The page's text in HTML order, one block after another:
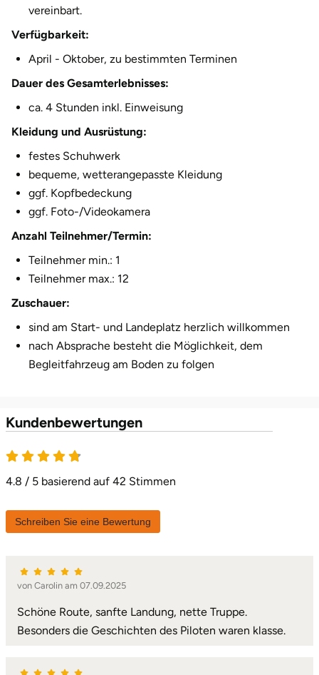
vereinbart.
Verfügbarkeit:
April - Oktober, zu bestimmten Terminen
Dauer des Gesamterlebnisses:
ca. 4 Stunden inkl. Einweisung
Kleidung und Ausrüstung:
festes Schuhwerk
bequeme, wetterangepasste Kleidung
ggf. Kopfbedeckung
ggf. Foto-/Videokamera
Anzahl Teilnehmer/Termin:
Teilnehmer min.: 1
Teilnehmer max.: 12
Zuschauer:
sind am Start- und Landeplatz herzlich willkommen
nach Absprache besteht die Möglichkeit, dem
Begleitfahrzeug am Boden zu folgen
Kundenbewertungen
4.8 von 5
4.8 / 5 basierend auf 42 Stimmen
Schreiben Sie eine Bewertung
von Carolin am 07.09.2025
Schöne Route, sanfte Landung, nette Truppe.
Besonders die Geschichten des Piloten waren klasse.
Heidenheim
Heilbronn
Heldburg
Herzogenaurach
Herzogtum Lauenburg
Homburg
Horb am Neckar
Ibbenbüren
Ingolstadt
Jerichower Land
Kamp-Lintfort
Karlsruhe
Kassel
Kiel
Koblenz